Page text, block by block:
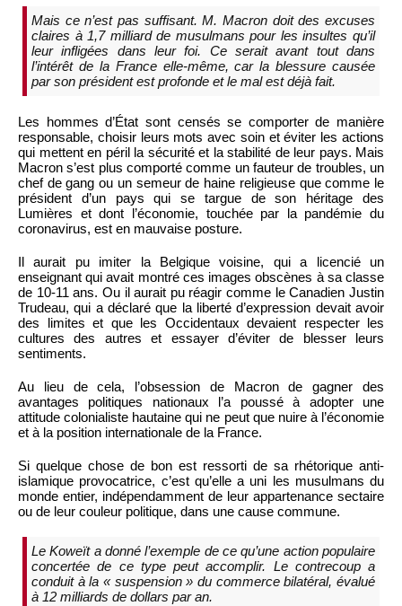
Mais ce n’est pas suffisant. M. Macron doit des excuses
claires à 1,7 milliard de musulmans pour les insultes qu’il
leur infligées dans leur foi. Ce serait avant tout dans
l’intérêt de la France elle-même, car la blessure causée
par son président est profonde et le mal est déjà fait.
Les hommes d’État sont censés se comporter de manière
responsable, choisir leurs mots avec soin et éviter les actions
qui mettent en péril la sécurité et la stabilité de leur pays. Mais
Macron s’est plus comporté comme un fauteur de troubles, un
chef de gang ou un semeur de haine religieuse que comme le
président d’un pays qui se targue de son héritage des
Lumières et dont l’économie, touchée par la pandémie du
coronavirus, est en mauvaise posture.
Il aurait pu imiter la Belgique voisine, qui a licencié un
enseignant qui avait montré ces images obscènes à sa classe
de 10-11 ans. Ou il aurait pu réagir comme le Canadien Justin
Trudeau, qui a déclaré que la liberté d’expression devait avoir
des limites et que les Occidentaux devaient respecter les
cultures des autres et essayer d’éviter de blesser leurs
sentiments.
Au lieu de cela, l’obsession de Macron de gagner des
avantages politiques nationaux l’a poussé à adopter une
attitude colonialiste hautaine qui ne peut que nuire à l’économie
et à la position internationale de la France.
Si quelque chose de bon est ressorti de sa rhétorique anti-
islamique provocatrice, c’est qu’elle a uni les musulmans du
monde entier, indépendamment de leur appartenance sectaire
ou de leur couleur politique, dans une cause commune.
Le Koweït a donné l’exemple de ce qu’une action populaire
concertée de ce type peut accomplir. Le contrecoup a
conduit à la « suspension » du commerce bilatéral, évalué
à 12 milliards de dollars par an.